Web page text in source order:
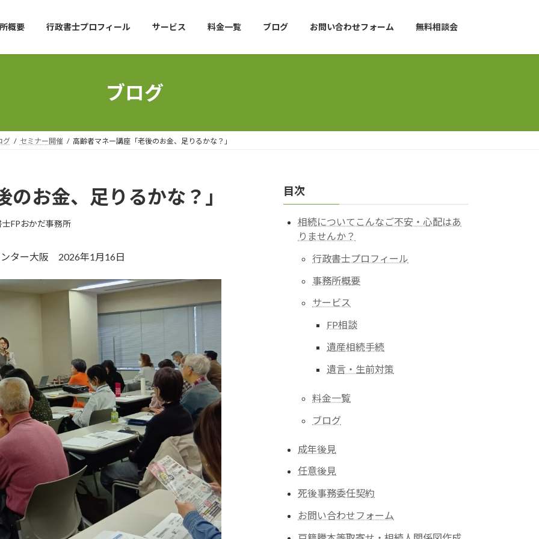
概要 行政書士プロフィール サービス 料金一覧 ブログ お問い合わせフォーム 無料相談会
ブログ
グ セミナー開催 高齢者マネー講座「老後のお金、足りるかな？」
お金、足りるかな？」
FPおかだ事務所
ター大阪 2026年1月16日
目次
相続についてこんなご不安・心配はあ
りませんか？
行政書士プロフィール
事務所概要
サービス
FP相談
遺産相続手続
遺言・生前対策
料金一覧
ブログ
成年後見
任意後見
死後事務委任契約
お問い合わせフォーム